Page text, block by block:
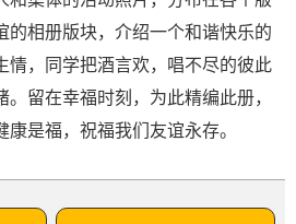
的相册版块，介绍一个和谐快乐的
情，同学把酒言欢，唱不尽的彼此
留在幸福时刻，为此精编此册，
是福，祝福我们友谊永存。